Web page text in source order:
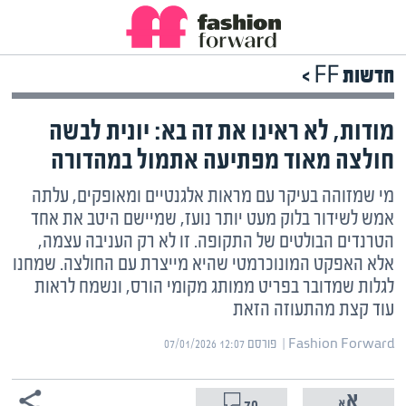
חדשות FF >
מודות, לא ראינו את זה בא: יונית לבשה
חולצה מאוד מפתיעה אתמול במהדורה
מי שמזוהה בעיקר עם מראות אלגנטיים ומאופקים, עלתה
אמש לשידור בלוק מעט יותר נועז, שמיישם היטב את אחד
הטרנדים הבולטים של התקופה. זו לא רק העניבה עצמה,
אלא האפקט המונוכרמטי שהיא מייצרת עם החולצה. שמחנו
לגלות שמדובר בפריט ממותג מקומי הורס, ונשמח לראות
עוד קצת מהתעוזה הזאת
Fashion Forward | ‏ פורסם ‎07/01/2026 12:07